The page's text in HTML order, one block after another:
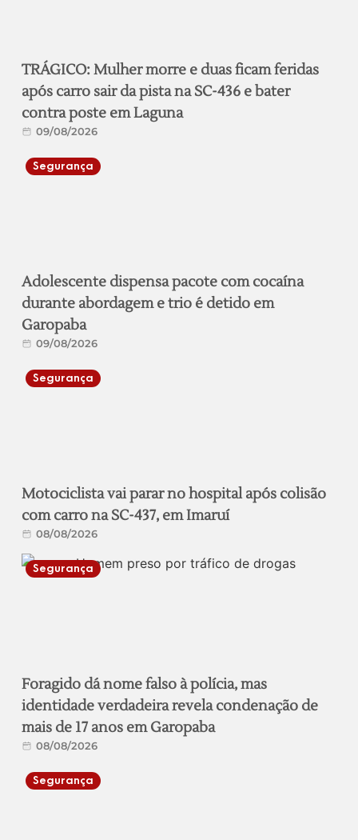
TRÁGICO: Mulher morre e duas ficam feridas
após carro sair da pista na SC-436 e bater
contra poste em Laguna
09/08/2026
Segurança
Adolescente dispensa pacote com cocaína
durante abordagem e trio é detido em
Garopaba
09/08/2026
Segurança
Motociclista vai parar no hospital após colisão
com carro na SC-437, em Imaruí
08/08/2026
Segurança
Foragido dá nome falso à polícia, mas
identidade verdadeira revela condenação de
mais de 17 anos em Garopaba
08/08/2026
Segurança